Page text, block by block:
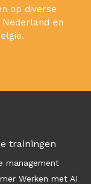
op diverse
en
trainingen
management
Werken met AI